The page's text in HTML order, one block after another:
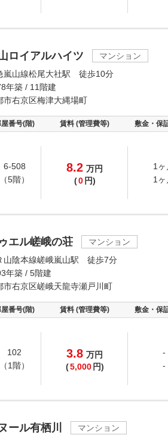
ロイアルハイツ
マンション
嵐山線松尾大社駅 徒歩10分
年築 / 11階建
市右京区梅津大縄場町
番号(階) 賃料 (管理費等) 敷金・保
6-508
（5階）
8.2 万円
(0 円)
1ヶ
1ヶ
エル嵯峨の荘
マンション
山陰本線嵯峨嵐山駅 徒歩7分
年築 / 5階建
市右京区嵯峨天龍寺瀬戸川町
番号(階) 賃料 (管理費等) 敷金・保
102
（1階）
3.8 万円
(5,000 円)
-
-
ール有栖川
マンション